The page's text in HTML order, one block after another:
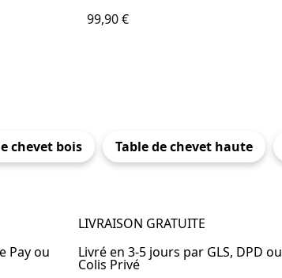
99,90€
chevet bois Table de chevet haute
Pay ou
LIVRAISON GRATUITE
Livré en 3-5 jours par GLS, DPD ou
Colis Privé